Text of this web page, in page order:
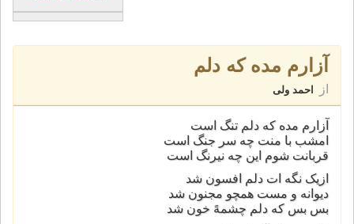
آزارم مده که دلم
از احمد ولی
آزارم مده که دلم تنگ است
امشب با منت چه سر جنگ است
قربانت شوم این چه نیرنگ است
ازیک نگه ات دلم افسون شد
دیوانه و مست همچو مجنون شد
بس بس که دلم چشمهً خون شد